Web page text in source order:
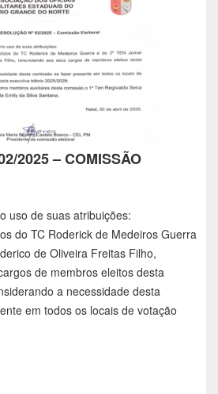
2025 – COMISSÃO
uso de suas atribuições:
do TC Roderick de Medeiros Guerra
de Oliveira Freitas Filho,
de membros eleitos desta
a necessidade desta
em todos os locais de votação